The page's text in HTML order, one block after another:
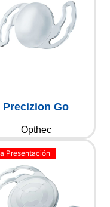
Precizion Go
Opthec